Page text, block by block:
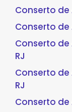
Conserto de
Conserto de
Conserto
RJ
Conserto
RJ
Conserto